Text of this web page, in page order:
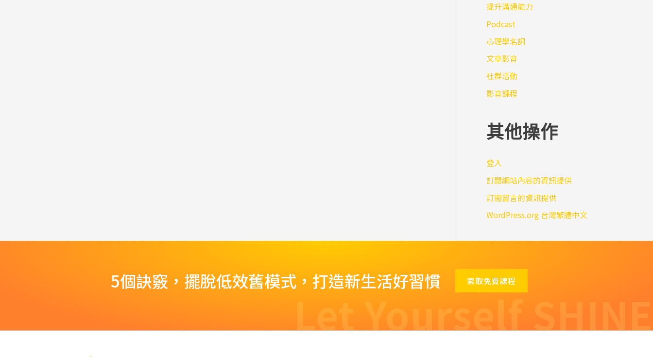
提升溝通能力
Podcast
心理學名詞
文章影音
社群活動
影音課程
其他操作
登入
訂閱網站內容的資訊提供
訂閱留言的資訊提供
WordPress.org 台灣繁體中文
5個訣竅，擺脫低效舊模式，打造新生活好習慣 索取免費課程
Let Yourself SHINE